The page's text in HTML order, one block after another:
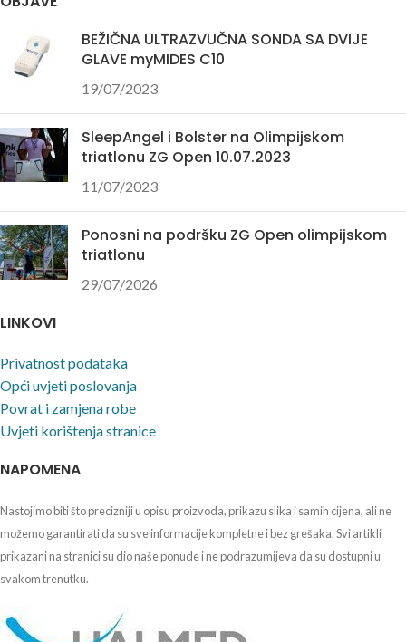
BEŽIČNA ULTRAZVUČNA SONDA SA DVIJE
GLAVE myMIDES C10
19/07/2023
SleepAngel i Bolster na Olimpijskom
triatlonu ZG Open 10.07.2023
11/07/2023
Ponosni na podršku ZG Open olimpijskom
triatlonu
29/07/2026
LINKOVI
Privatnost podataka
Opći uvjeti poslovanja
Povrat i zamjena robe
Uvjeti korištenja stranice
NAPOMENA
Nastojimo biti što precizniji u opisu proizvoda, prikazu slika i samih cijena, ali ne
možemo garantirati da su sve informacije kompletne i bez grešaka. Svi artikli
prikazani na stranici su dio naše ponude i ne podrazumijeva da su dostupni u
svakom trenutku.